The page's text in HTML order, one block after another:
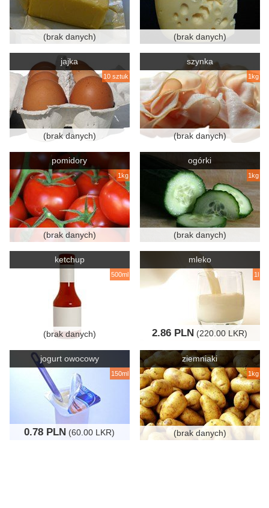
(brak danych) (brak danych)
jajka
10 sztuk
(brak danych)
szynka
1kg
(brak danych)
pomidory
1kg
(brak danych)
ogórki
1kg
(brak danych)
ketchup
500ml
(brak danych)
mleko
1l
2.86 PLN (220.00 LKR)
jogurt owocowy
150ml
0.78 PLN (60.00 LKR)
ziemniaki
1kg
(brak danych)